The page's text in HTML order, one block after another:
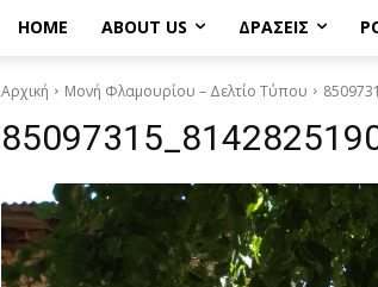
HOME ABOUT US ΔΡΆΣΕΙΣ
Αρχική Μονή Φλαμουρίου – Δελτίο Τύπου